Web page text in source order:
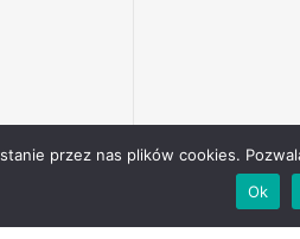
przez nas plików cookies.
Ok